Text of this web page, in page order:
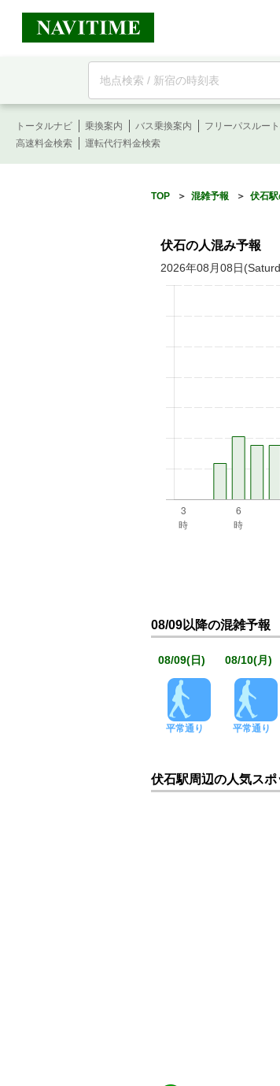
フ
ワ
ド
検
トータルナビ 乗換案内 バス乗換案内 フリーパスルー
高速料金検索
運転代行料金検索
TOP ＞ 混雑予報 ＞ 伏石
伏石の人混み予報
2026年08月08日
08/09以降の混雑予報
08/09(日)
平常通り
08/10(月)
平常通り
伏石駅周辺の人気スポ